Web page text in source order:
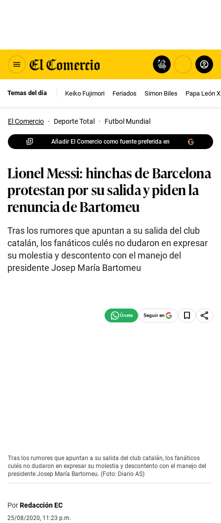
Temas del día Keiko Fujimori Feriados Simon Biles Papa León
El Comercio · Deporte Total · Futbol Mundial
Añadir El Comercio como fuente preferida en
Lionel Messi: hinchas de Barcelona
protestan por su salida y piden la
renuncia de Bartomeu
Tras los rumores que apuntan a su salida del club
catalán, los fanáticos culés no dudaron en expresar
su molestia y descontento con el manejo del
presidente Josep María Bartomeu
Seguir en
Tras los rumores que apuntan a su salida del club catalán, los fanáticos
culés no dudaron en expresar su molestia y descontento con el manejo del
presidente Josep María Bartomeu. (Foto: Diario AS)
PorRedacción EC
25/08/2020, 11:23 p.m.